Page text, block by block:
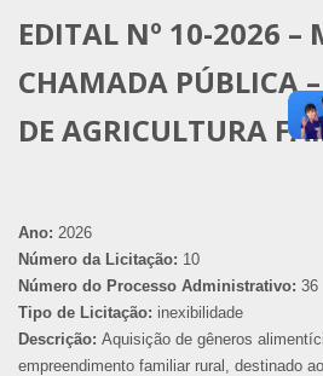
EDITAL Nº 10-2026 –
CHAMADA PÚBLICA
DE AGRICULTURA
Ano: 2026
Número da Licitação: 10
Número do Processo Administrativo: 36
Tipo de Licitação: inexibilidade
Descrição: Aquisição de gêneros
empreendimento familiar rural, destinado